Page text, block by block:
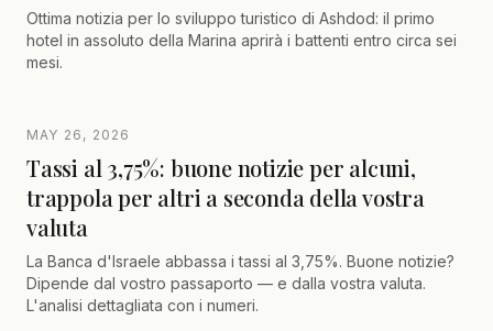
Ottima notizia per lo sviluppo turistico di Ashdod: il primo
hotel in assoluto della Marina aprirà i battenti entro circa sei
mesi.
MAY 26, 2026
Tassi al 3,75%: buone notizie per alcuni,
trappola per altri a seconda della vostra
valuta
La Banca d'Israele abbassa i tassi al 3,75%. Buone notizie?
Dipende dal vostro passaporto — e dalla vostra valuta.
L'analisi dettagliata con i numeri.